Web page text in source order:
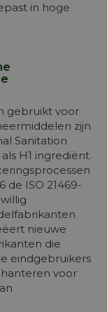
in hoge
gebruikt voor
zijn
Sanitation
H1 ingrediënt.
de ISO 21469-
nieuwe
die
eindgebruikers
voor